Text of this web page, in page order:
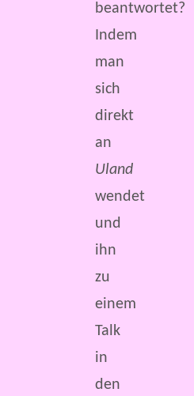
beantwortet?
Indem
man
sich
direkt
an
Uland
wendet
und
ihn
zu
einem
Talk
in
den